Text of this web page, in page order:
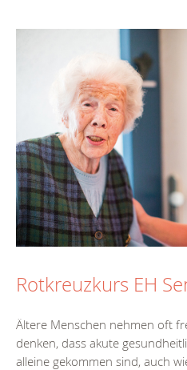
Rotkreuzkurs EH
Ältere Menschen nehmen oft
denken, dass akute
alleine gekommen sind, auch